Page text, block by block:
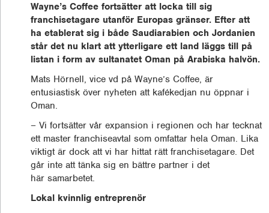
Wayne’s Coffee fortsätter att locka till sig
franchisetagare utanför Europas gränser. Efter att
ha etablerat sig i både Saudiarabien och Jordanien
står det nu klart att ytterligare ett land läggs till på
listan i form av sultanatet Oman på Arabiska halvön.
Mats Hörnell, vice vd på Wayne’s Coffee, är
entusiastisk över nyheten att kafékedjan nu öppnar i
Oman.
– Vi fortsätter vår expansion i regionen och har tecknat
ett master franchiseavtal som omfattar hela Oman. Lika
viktigt är dock att vi har hittat rätt franchisetagare. Det
går inte att tänka sig en bättre partner i det
här samarbetet.
Lokal kvinnlig entreprenör